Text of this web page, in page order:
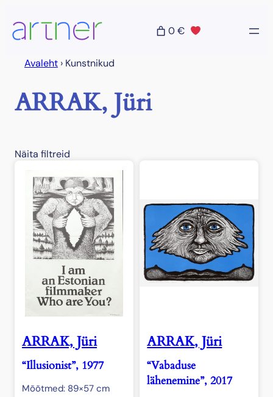
sisu
juurde
0 €
Avaleht › Kunstnikud
ARRAK, Jüri
Näita filtreid
ARRAK, Jüri
“Illusionist”, 1977
Mõõtmed: 89×57 cm
ARRAK, Jüri
“Vabaduse
lähenemine”, 2017